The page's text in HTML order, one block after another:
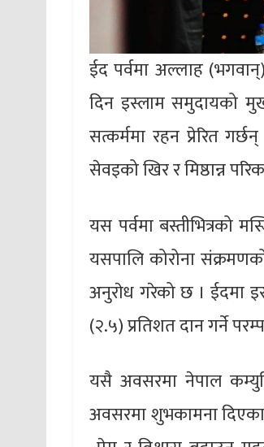
ईद पर्वमा अल्लाह
दिन इस्लाम समुदायको
सत्कर्ममा रहन प्रेरित
सेवइको खिर र मिष्ठान्न
यस पर्वमा बस्तीभित्रको
यसपालि कोरोना
अनुराेध गरेको छ । ईदमा
(२.५) प्रतिशत दान गर्ने
यसै अवसरमा नेपाल
अवसरमा शुभकामना